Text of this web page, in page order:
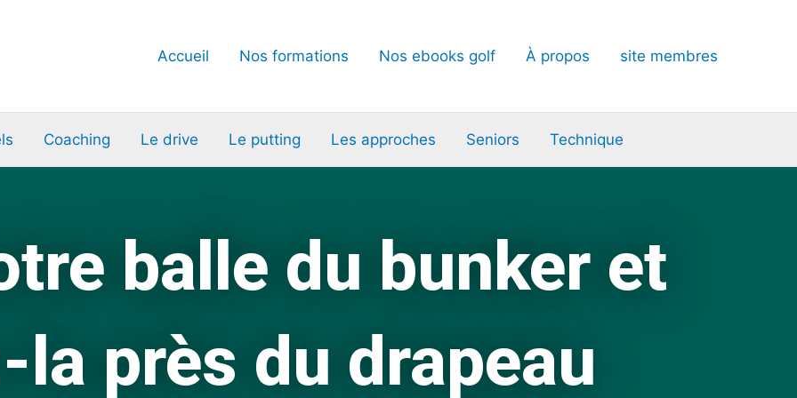
Accueil Nos formations Nos ebooks golf À propos site membres
Coaching Le drive Le putting Les approches Seniors Technique
balle du bunker et
la près du drapeau